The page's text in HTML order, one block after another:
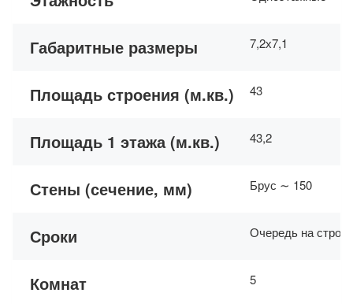
Габаритные размеры 7,2х7,1
Площадь строения (м.кв.) 43
Площадь 1 этажа (м.кв.) 43,2
Стены (сечение, мм) Брус ∼ 150
Сроки Очередь на
Комнат 5